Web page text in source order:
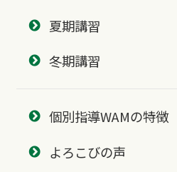
夏期講習
冬期講習
個別指導WAMの特徴
よろこびの声